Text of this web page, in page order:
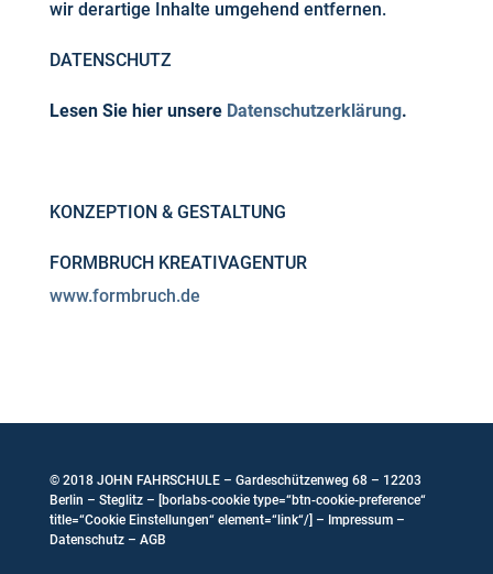
wir derartige Inhalte umgehend entfernen.
DATENSCHUTZ
Lesen Sie hier unsere Datenschutzerklärung.
KONZEPTION & GESTALTUNG
FORMBRUCH KREATIVAGENTUR
www.formbruch.de
© 2018JOHN FAHRSCHULE– Gardeschützenweg 68 – 12203
Berlin – Steglitz – [borlabs-cookie type=“btn-cookie-preference“
title=“Cookie Einstellungen“ element=“link“/] – Impressum–
Datenschutz– AGB